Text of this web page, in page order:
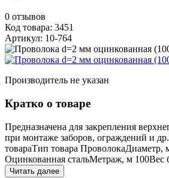
0 отзывов
Код товара: 3451
Артикул: 10-764
Производитель не указан
Кратко о товаре
Предназначена для закрепления
при монтаже заборов, ограждений и
товараТип товара ПроволокаДиаметр,
Оцинкованная стальМетраж, м 100Вес
Читать далее